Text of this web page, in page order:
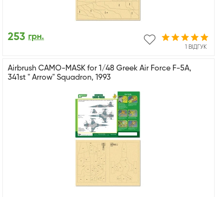
1 ВІДГУК
253 грн.
Airbrush CAMO-MASK for 1/48 Greek Air Force F-5A,
341st " Arrow" Squadron, 1993